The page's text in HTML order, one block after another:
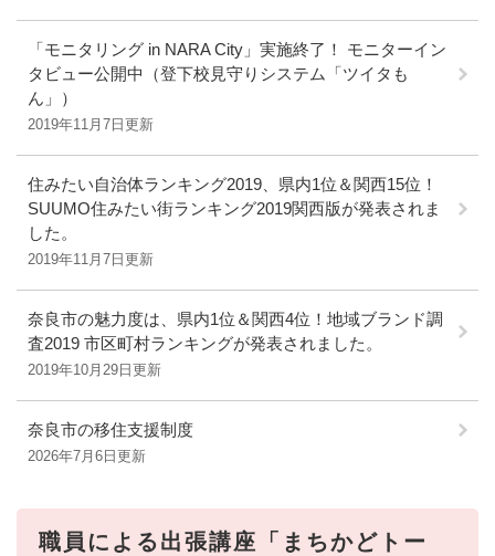
「モニタリング in NARA City」実施終了！ モニターイン
タビュー公開中（登下校見守りシステム「ツイタも
ん」）
2019年11月7日更新
住みたい自治体ランキング2019、県内1位＆関西15位！
SUUMO住みたい街ランキング2019関西版が発表されま
した。
2019年11月7日更新
奈良市の魅力度は、県内1位＆関西4位！地域ブランド調
査2019 市区町村ランキングが発表されました。
2019年10月29日更新
奈良市の移住支援制度
2026年7月6日更新
職員による出張講座「まちかどトー